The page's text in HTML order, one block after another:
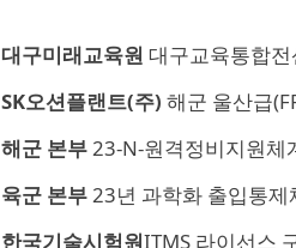
대구미래교육원 대구교육통합
SK오션플랜트(주) 해군 울산급
해군 본부23-N-원격정비지원체
육군 본부23년 과학화 출입통제
한국기술시험원ITMS 라이선스